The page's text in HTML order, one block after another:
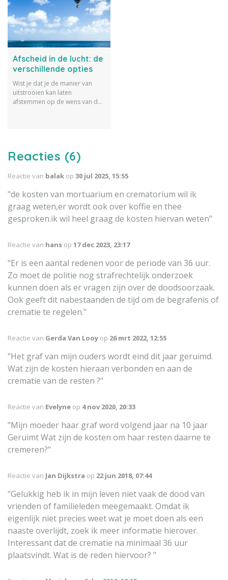
Afscheid in de lucht: de
verschillende opties
Wist je dat je de manier van
uitstrooien kan laten
afstemmen op de wens van de
Reacties (6)
Reactie van balak op 30 jul 2025, 15:55
"de kosten van mortuarium en crematorium wil ik
graag weten,er wordt ook over koffie en thee
gesproken.ik wil heel graag de kosten hiervan weten"
Reactie van hans op 17 dec 2023, 23:17
"Er is een aantal redenen voor de periode van 36 uur.
Zo moet de politie nog strafrechtelijk onderzoek
kunnen doen als er vragen zijn over de doodsoorzaak.
Ook geeft dit nabestaanden de tijd om de begrafenis of
crematie te regelen."
Reactie van Gerda Van Looy op 26 mrt 2022, 12:55
"Het graf van mijn ouders wordt eind dit jaar geruimd.
Wat zijn de kosten hieraan verbonden en aan de
crematie van de resten ?"
Reactie van Evelyne op 4 nov 2020, 20:33
"Mijn moeder haar graf word volgend jaar na 10 jaar
Geruimt Wat zijn de kosten om haar resten daarne te
cremeren?"
Reactie van Jan Dijkstra op 22 jun 2018, 07:44
"Gelukkig heb ik in mijn leven niet vaak de dood van
vrienden of familieleden meegemaakt. Omdat ik
eigenlijk niet precies weet wat je moet doen als een
naaste overlijdt, zoek ik meer informatie hierover.
Interessant dat de crematie na minimaal 36 uur
plaatsvindt. Wat is de reden hiervoor? "